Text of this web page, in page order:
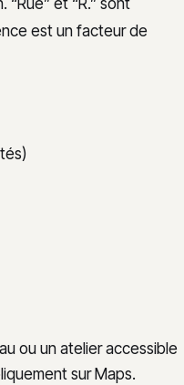
est un facteur de
ou un atelier accessible
sur Maps.